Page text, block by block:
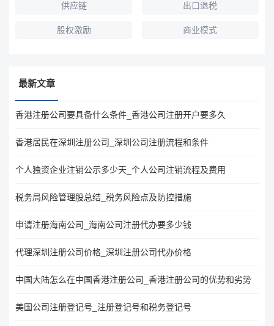
供应链 出口退税
股权激励 商业模式
最新文章
香港注册公司要具备什么条件_香港公司注册开户要多久
香港居民在深圳注册公司_深圳公司注册流程和条件
个人独资企业注销公示多少天_个人公司注销流程及费用
税务局风险管理股总结_税务风险点及防控措施
申请注册海南公司_海南公司注册代办要多少钱
代理深圳注册公司价格_深圳注册公司代办价格
中国大陆怎么在中国香港注册公司_香港注册公司的优势和劣势
美国公司注册登记号_注册登记号和税务登记号